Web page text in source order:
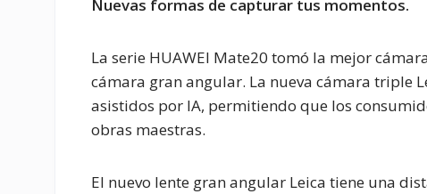
Nuevas formas de capturar tus momentos.
La serie HUAWEI Mate20 tomó la mejor
cámara gran angular. La nueva cámara triple
asistidos por IA, permitiendo que los
obras maestras.
El nuevo lente gran angular Leica tiene una